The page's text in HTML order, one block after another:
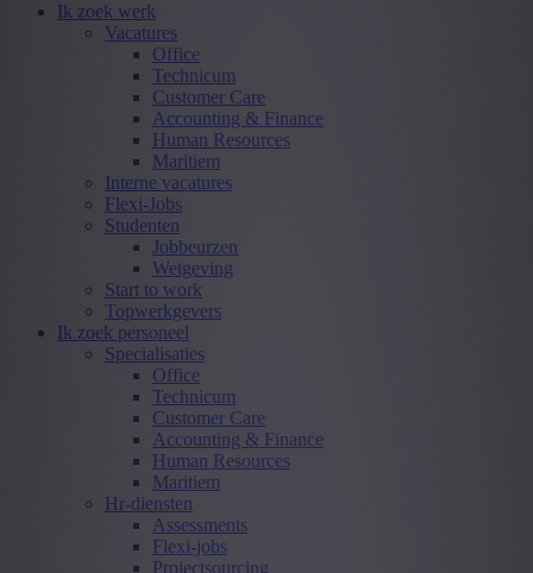
Ik zoek werk
Vacatures
Office
Technicum
Customer Care
Accounting & Finance
Human Resources
Maritiem
Interne vacatures
Flexi-Jobs
Studenten
Jobbeurzen
Wetgeving
Start to work
Topwerkgevers
Ik zoek personeel
Specialisaties
Office
Technicum
Customer Care
Accounting & Finance
Human Resources
Maritiem
Hr-diensten
Assessments
Flexi-jobs
Projectsourcing